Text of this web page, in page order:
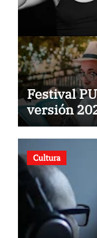
Festival
versión
Cultura